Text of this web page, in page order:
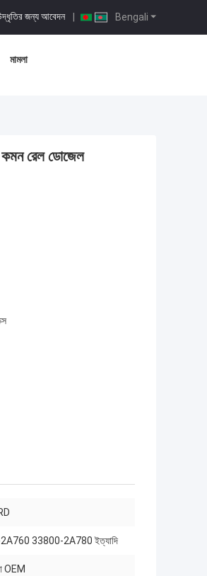
Bengali
জন্য আবেদন |
মামলা
রেল ডোজেল
33800-2A780 ইত্যাদি
OEM